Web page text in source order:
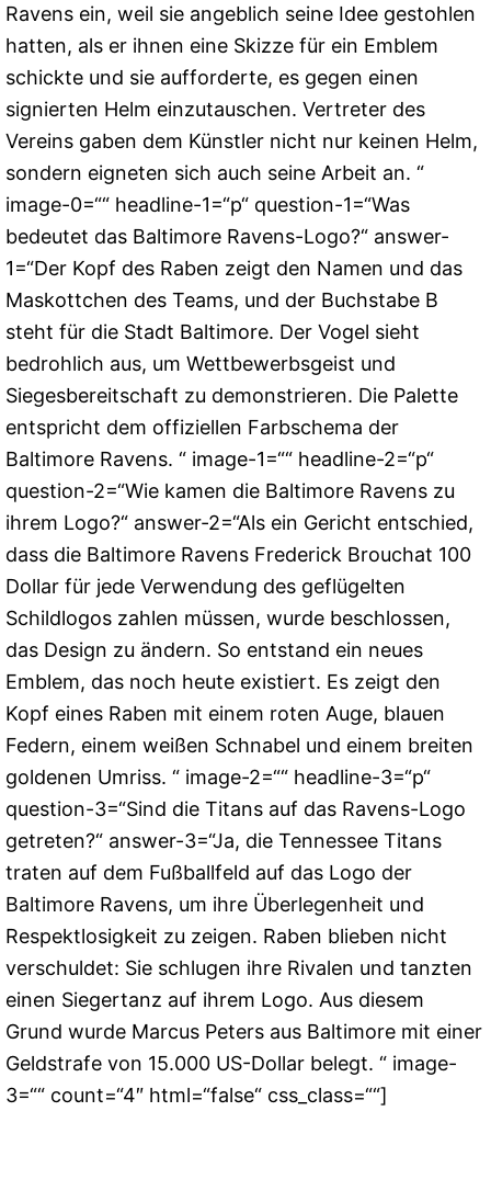
Ravens ein, weil sie angeblich seine Idee gestohlen
hatten, als er ihnen eine Skizze für ein Emblem
schickte und sie aufforderte, es gegen einen
signierten Helm einzutauschen. Vertreter des
Vereins gaben dem Künstler nicht nur keinen Helm,
sondern eigneten sich auch seine Arbeit an. “
image-0=““ headline-1=“p“ question-1=“Was
bedeutet das Baltimore Ravens-Logo?“ answer-
1=“Der Kopf des Raben zeigt den Namen und das
Maskottchen des Teams, und der Buchstabe B
steht für die Stadt Baltimore. Der Vogel sieht
bedrohlich aus, um Wettbewerbsgeist und
Siegesbereitschaft zu demonstrieren. Die Palette
entspricht dem offiziellen Farbschema der
Baltimore Ravens. “ image-1=““ headline-2=“p“
question-2=“Wie kamen die Baltimore Ravens zu
ihrem Logo?“ answer-2=“Als ein Gericht entschied,
dass die Baltimore Ravens Frederick Brouchat 100
Dollar für jede Verwendung des geflügelten
Schildlogos zahlen müssen, wurde beschlossen,
das Design zu ändern. So entstand ein neues
Emblem, das noch heute existiert. Es zeigt den
Kopf eines Raben mit einem roten Auge, blauen
Federn, einem weißen Schnabel und einem breiten
goldenen Umriss. “ image-2=““ headline-3=“p“
question-3=“Sind die Titans auf das Ravens-Logo
getreten?“ answer-3=“Ja, die Tennessee Titans
traten auf dem Fußballfeld auf das Logo der
Baltimore Ravens, um ihre Überlegenheit und
Respektlosigkeit zu zeigen. Raben blieben nicht
verschuldet: Sie schlugen ihre Rivalen und tanzten
einen Siegertanz auf ihrem Logo. Aus diesem
Grund wurde Marcus Peters aus Baltimore mit einer
Geldstrafe von 15.000 US-Dollar belegt. “ image-
3=““ count=“4″ html=“false“ css_class=““]